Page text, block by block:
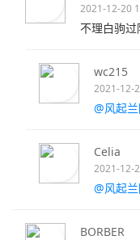
2021-12-20
不理白驹
wc215
2021-12-
@风起
Celia
2021-12-
@风起
BORBER